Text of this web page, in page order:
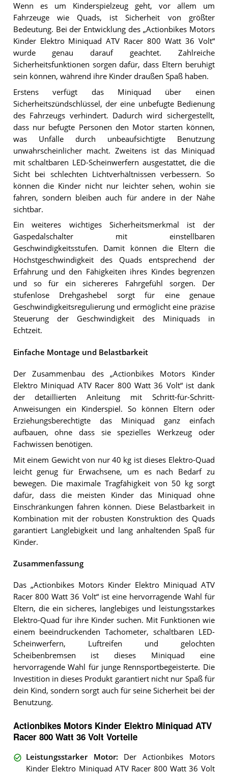
Wenn es um Kinderspielzeug geht, vor allem um
Fahrzeuge wie Quads, ist Sicherheit von größter
Bedeutung. Bei der Entwicklung des „Actionbikes Motors
Kinder Elektro Miniquad ATV Racer 800 Watt 36 Volt“
wurde genau darauf geachtet. Zahlreiche
Sicherheitsfunktionen sorgen dafür, dass Eltern beruhigt
sein können, während ihre Kinder draußen Spaß haben.
Erstens verfügt das Miniquad über einen
Sicherheitszündschlüssel, der eine unbefugte Bedienung
des Fahrzeugs verhindert. Dadurch wird sichergestellt,
dass nur befugte Personen den Motor starten können,
was Unfälle durch unbeaufsichtigte Benutzung
unwahrscheinlicher macht. Zweitens ist das Miniquad
mit schaltbaren LED-Scheinwerfern ausgestattet, die die
Sicht bei schlechten Lichtverhältnissen verbessern. So
können die Kinder nicht nur leichter sehen, wohin sie
fahren, sondern bleiben auch für andere in der Nähe
sichtbar.
Ein weiteres wichtiges Sicherheitsmerkmal ist der
Gaspedalschalter mit einstellbaren
Geschwindigkeitsstufen. Damit können die Eltern die
Höchstgeschwindigkeit des Quads entsprechend der
Erfahrung und den Fähigkeiten ihres Kindes begrenzen
und so für ein sichereres Fahrgefühl sorgen. Der
stufenlose Drehgashebel sorgt für eine genaue
Geschwindigkeitsregulierung und ermöglicht eine präzise
Steuerung der Geschwindigkeit des Miniquads in
Echtzeit.
Einfache Montage und Belastbarkeit
Der Zusammenbau des „Actionbikes Motors Kinder
Elektro Miniquad ATV Racer 800 Watt 36 Volt“ ist dank
der detaillierten Anleitung mit Schritt-für-Schritt-
Anweisungen ein Kinderspiel. So können Eltern oder
Erziehungsberechtigte das Miniquad ganz einfach
aufbauen, ohne dass sie spezielles Werkzeug oder
Fachwissen benötigen.
Mit einem Gewicht von nur 40 kg ist dieses Elektro-Quad
leicht genug für Erwachsene, um es nach Bedarf zu
bewegen. Die maximale Tragfähigkeit von 50 kg sorgt
dafür, dass die meisten Kinder das Miniquad ohne
Einschränkungen fahren können. Diese Belastbarkeit in
Kombination mit der robusten Konstruktion des Quads
garantiert Langlebigkeit und lang anhaltenden Spaß für
Kinder.
Zusammenfassung
Das „Actionbikes Motors Kinder Elektro Miniquad ATV
Racer 800 Watt 36 Volt“ ist eine hervorragende Wahl für
Eltern, die ein sicheres, langlebiges und leistungsstarkes
Elektro-Quad für ihre Kinder suchen. Mit Funktionen wie
einem beeindruckenden Tachometer, schaltbaren LED-
Scheinwerfern, Luftreifen und gelochten
Scheibenbremsen ist dieses Miniquad eine
hervorragende Wahl für junge Rennsportbegeisterte. Die
Investition in dieses Produkt garantiert nicht nur Spaß für
dein Kind, sondern sorgt auch für seine Sicherheit bei der
Benutzung.
Actionbikes Motors Kinder Elektro Miniquad ATV
Racer 800 Watt 36 Volt Vorteile
Leistungsstarker Motor: Der Actionbikes Motors
Kinder Elektro Miniquad ATV Racer 800 Watt 36 Volt